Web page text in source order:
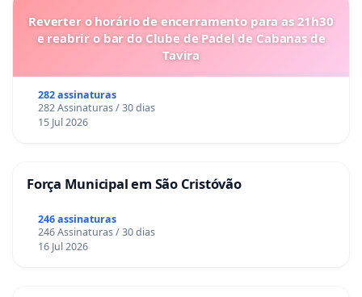
Reverter o horário de encerramento para as 21h30
e reabrir o bar do Clube de Padel de Cabanas de
Tavira
282 assinaturas
282 Assinaturas / 30 dias
15 Jul 2026
Força Municipal em São Cristóvão
246 assinaturas
246 Assinaturas / 30 dias
16 Jul 2026